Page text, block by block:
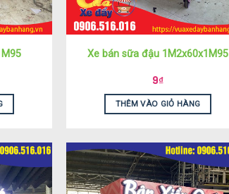
Xe bán sữa đậu 1M2x60x1M95
9₫
THÊM VÀO GIỎ HÀNG